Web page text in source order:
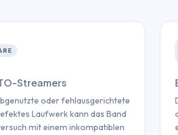
Streamers
oder fehlausgerichtete
Laufwerk kann das Band
mit einem inkompatiblen